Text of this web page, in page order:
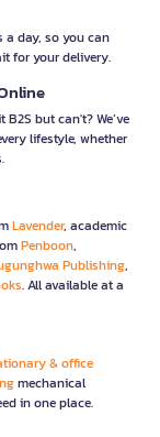
a day, so you can
for your delivery.
but can't? We’ve
lifestyle, whether
Lavender, academic
Penboon,
Publishing,
. All available at a
& office
mechanical
in one place.